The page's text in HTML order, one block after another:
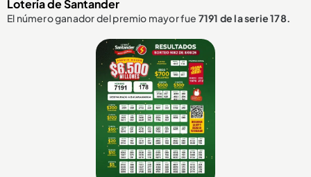
Lotería de Santander
El número ganador del premio mayor fue 7191 de la serie 178.